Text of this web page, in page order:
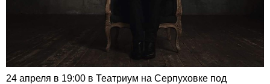
24 апреля в 19:00 в Театриум на Серпуховке под